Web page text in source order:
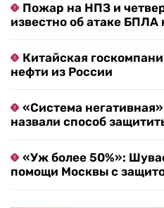
Пожар на НПЗ и
известно об атаке БПЛА
Китайская
нефти из России
«Система
назвали способ
«Уж более 50%»:
помощи Москвы с